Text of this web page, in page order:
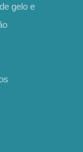
gelo e